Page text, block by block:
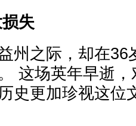
失
州之际，却在36
这场英年早逝
史更加珍视这位